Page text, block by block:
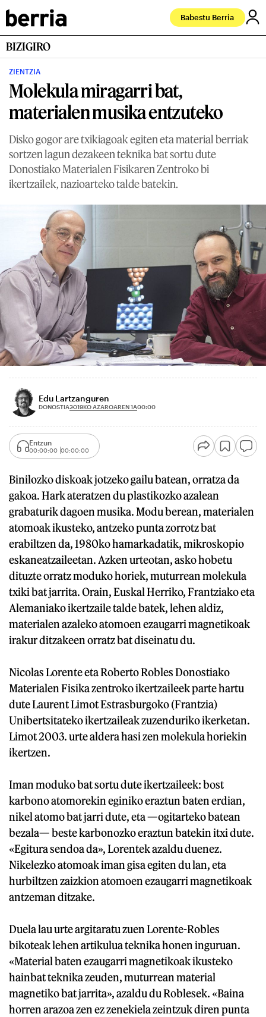
Babestu Berria
BIZIGIRO
ZIENTZIA
Molekula miragarri bat,
materialen musika entzuteko
Disko gogor are txikiagoak egiten eta material berriak
sortzen lagun dezakeen teknika bat sortu dute
Donostiako Materialen Fisikaren Zentroko bi
ikertzailek, nazioarteko talde batekin.
Edu Lartzanguren
DONOSTIA2019KO AZAROAREN 1A00:00
Entzun
00:00:00 00:00:00
Binilozko diskoak jotzeko gailu batean, orratza da
gakoa. Hark ateratzen du plastikozko azalean
grabaturik dagoen musika. Modu berean, materialen
atomoak ikusteko, antzeko punta zorrotz bat
erabiltzen da, 1980ko hamarkadatik, mikroskopio
eskaneatzaileetan. Azken urteotan, asko hobetu
dituzte orratz moduko horiek, muturrean molekula
txiki bat jarrita. Orain, Euskal Herriko, Frantziako eta
Alemaniako ikertzaile talde batek, lehen aldiz,
materialen azaleko atomoen ezaugarri magnetikoak
irakur ditzakeen orratz bat diseinatu du.
Nicolas Lorente eta Roberto Robles Donostiako
Materialen Fisika zentroko ikertzaileek parte hartu
dute Laurent Limot Estrasburgoko (Frantzia)
Unibertsitateko ikertzaileak zuzenduriko ikerketan.
Limot 2003. urte aldera hasi zen molekula horiekin
ikertzen.
Iman moduko bat sortu dute ikertzaileek: bost
karbono atomorekin eginiko eraztun baten erdian,
nikel atomo bat jarri dute, eta —ogitarteko batean
bezala— beste karbonozko eraztun batekin itxi dute.
«Egitura sendoa da», Lorentek azaldu duenez.
Nikelezko atomoak iman gisa egiten du lan, eta
hurbiltzen zaizkion atomoen ezaugarri magnetikoak
antzeman ditzake.
Duela lau urte argitaratu zuen Lorente-Robles
bikoteak lehen artikulua teknika honen inguruan.
«Material baten ezaugarri magnetikoak ikusteko
hainbat teknika zeuden, muturrean material
magnetiko bat jarrita», azaldu du Roblesek. «Baina
horren arazoa zen ez zenekiela zeintzuk diren punta